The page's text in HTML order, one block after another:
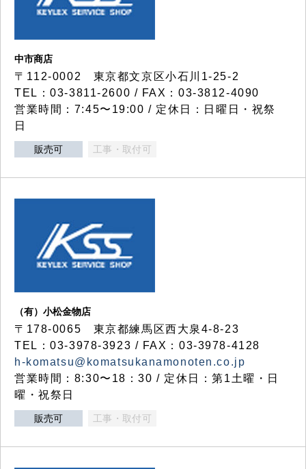
中市商店
〒112-0002 東京都文京区小石川1-25-2
TEL：03-3811-2600 / FAX：03-3812-4090
営業時間：7:45〜19:00 / 定休日：日曜日・祝祭
日
販売可 工事・取付可
（有）小松金物店
〒178-0065 東京都練馬区西大泉4-8-23
TEL：03-3978-3923 / FAX：03-3978-4128
h-komatsu@komatsukanamonoten.co.jp
営業時間：8:30〜18：30 / 定休日：第1土曜・日
曜・祝祭日
販売可 工事・取付可